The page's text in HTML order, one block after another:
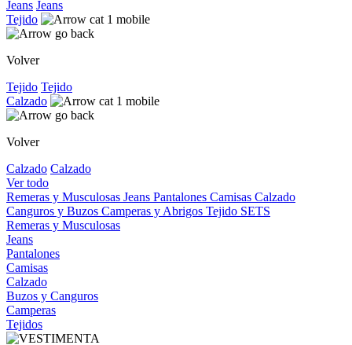
Jeans Jeans
Tejido
Volver
Tejido Tejido
Calzado
Volver
Calzado Calzado
Ver todo
Remeras y Musculosas Jeans Pantalones Camisas Calzado
Canguros y Buzos Camperas y Abrigos Tejido SETS
Remeras y Musculosas
Jeans
Pantalones
Camisas
Calzado
Buzos y Canguros
Camperas
Tejidos